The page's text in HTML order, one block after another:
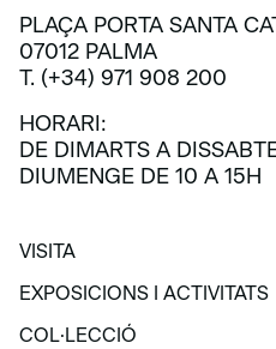
PLAÇA PORTA SANTA
07012 PALMA
T. (+34) 971 908 200
HORARI:
DE DIMARTS A
DIUMENGE DE 10 A 15H
VISITA
VISITA
EXPOSICIONS I ACTIVITATS
EXPOSICIONS I ACTIVITATS
COL·LECCIÓ